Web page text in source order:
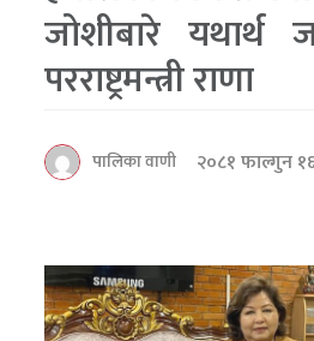
जोशीबारे यथार्थ
परराष्ट्रमन्त्री राणा
पालिका वाणी
२०८१ फाल्गुन